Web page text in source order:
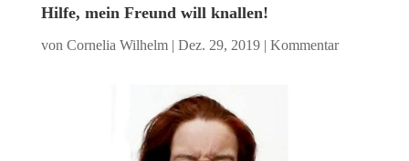
Hilfe, mein Freund will knallen!
von Cornelia Wilhelm| Dez. 29, 2019| Kommentar